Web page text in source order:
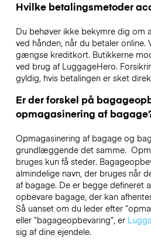
Hvilke betalingsmetoder
Du behøver ikke bekymre dig om
ved hånden, når du betaler online.
gængse kreditkort. Butikkerne
ved brug af LuggageHero.
gyldig, hvis betalingen er sket
Er der forskel på
opmagasinering af
Opmagasinering af bagage og
grundlæggende det samme.
bruges kun få steder.
almindelige navn, der bruges når
af bagage. De er begge defineret
opbevare bagage, der kan
Så uanset om du leder efter
eller “bagageopbevaring”, er
sig af dine ejendele.